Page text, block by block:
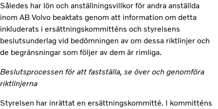
Således har lön och anställningsvillkor för andra anställda
inom AB Volvo beaktats genom att information om detta
inkluderats i ersättningskommitténs och styrelsens
beslutsunderlag vid bedömningen av om dessa riktlinjer och
de begränsningar som följer av dem är rimliga.
Beslutsprocessen för att fastställa, se över och genomföra
riktlinjerna
Styrelsen har inrättat en ersättningskommitté. I kommitténs